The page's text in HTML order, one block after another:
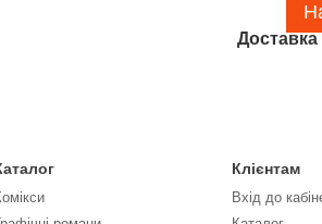
Доставка
Клієнтам
Вхід до